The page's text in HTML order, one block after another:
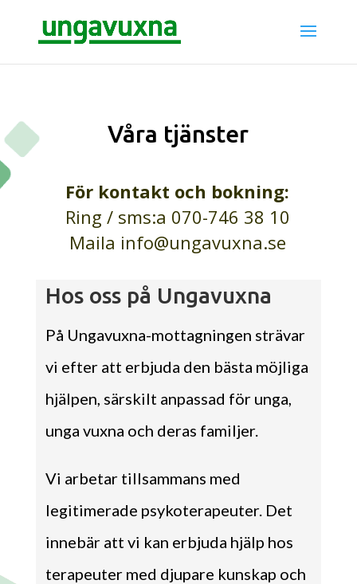
Våra tjänster
För kontakt och bokning:
Ring / sms:a 070-746 38 10
Maila info@ungavuxna.se
Hos oss på Ungavuxna
På Ungavuxna-mottagningen strävar
vi efter att erbjuda den bästa möjliga
hjälpen, särskilt anpassad för unga,
unga vuxna och deras familjer.
Vi arbetar tillsammans med
legitimerade psykoterapeuter. Det
innebär att vi kan erbjuda hjälp hos
terapeuter med djupare kunskap och